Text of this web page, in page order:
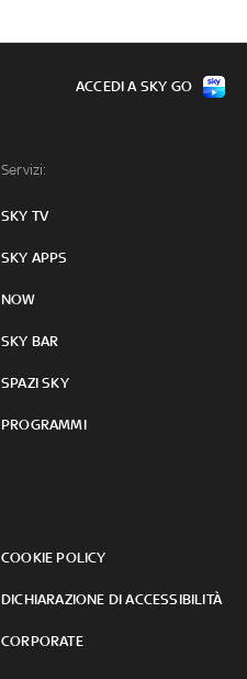
Servizi:
SKY TV
SKY APPS
NOW
SKY BAR
SPAZI SKY
PROGRAMMI
COOKIE POLICY
DICHIARAZIONE DI ACCESSIBILITÀ
CORPORATE
ACCEDI A SKY GO